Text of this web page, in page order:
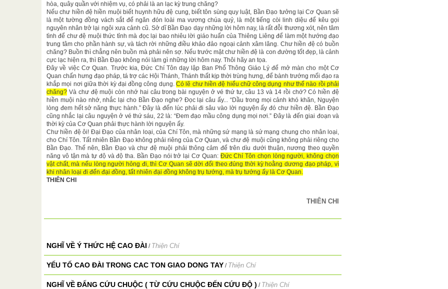
hòa, quây quần với nhiệm vụ, có phải là an lạc kỳ trung chăng?
Nếu chư hiền đệ hiền muội biết huynh hữu đệ cung, biết tôn sùng quy luật, Bần Đạo tưởng lại Cơ Quan sẽ
là một tường đồng vách sắt để ngăn đón loài ma vương chúa quỷ, là một tiếng còi linh diệu để kêu gọi
nguyên nhân trở lại ngôi xưa cảnh cũ. Sở dĩ Bần Đạo dạy những lời hôm nay, là rất đỗi thương xót, nên tâm
tình để chư đệ muội thức tỉnh mà đọc lại bao nhiêu lời giáo huấn của Thiêng Liêng để làm một hướng đạo
trung tâm cho phần hành sự, và tách rời những điều khảo đảo ngoại cảnh xâm lăng. Chư hiền đệ có buồn
chăng? Buồn thì chẳng nên buồn mà phải nên sợ. Nếu trước mặt chư hiền đệ là con đường tốt đẹp, là cảnh
cực lạc hiện ra, thì Bần Đạo không nói làm gì những lời hôm nay. Thôi hãy an tọa.
Đây về việc Cơ Quan. Trước kia, Đức Chí Tôn dạy lập Ban Phổ Thông Giáo Lý để mở màn cho một Cơ
Quan chấn hưng đạo pháp, tá trợ các Hội Thánh, Thánh thất kịp thời trùng hưng, để bành trướng mối đạo ra
khắp mọi nơi giữa thời kỳ đại đồng công dụng.Có lẽ chư hiền đệ hiểu chữ công dụng như thế nào rồi phải
chăng? Và chư đệ muội còn nhớ hai câu trong bài nguyện ở vé thứ tư, câu 13 và 14 rồi chớ? Có hiền đệ
hiền muội nào nhớ, nhắc lại cho Bần Đạo nghe? Đọc lại câu ấy... “Dầu trong mọi cảnh khó khăn, Nguyện
lòng đem hết sở năng thực hành.” Đây là đến lúc phải đi sâu vào lời nguyện ấy đó chư hiền đệ. Bần Đạo
cũng nhắc lại câu nguyện ở vé thứ sáu, 22 là: “Đem đạo mầu công dụng mọi nơi.” Đây là đến giai đoạn và
thời kỳ của Cơ Quan phải thực hành lời nguyện ấy.
Chư hiền đệ ôi! Đại Đạo của nhân loại, của Chí Tôn, mà những sứ mạng là sứ mạng chung cho nhân loại,
cho Chí Tôn. Tất nhiên Bần Đạo không phải riêng của Cơ Quan, và chư đệ muội cũng không phải riêng cho
Bần Đạo. Thế nên, Bần Đạo và chư đệ muội phải thông cảm để trên dìu dưới thuận, nương theo quyền
năng vô tận mà tự độ và độ tha. Bần Đạo nói trở lại Cơ Quan: Đức Chí Tôn chọn lòng người, không chọn
vật chất, mà nếu lòng người hỏng đi, thì Cơ Quan sẽ dời đổi theo đúng thời kỳ hoằng dương đạo pháp, vì
khi nhân loại đi đến đại đồng, tất nhiên đại đồng không trụ tướng, mà trụ tướng ấy là Cơ Quan.
THIÊN CHI
THIÊN CHI
NGHĨ VỀ Ý THỨC HỆ CAO ĐÀI / Thiện Chí
YẾU TỐ CAO ĐÀI TRONG CAC TON GIAO DONG TAY / Thiện Chí
NGHĨ VỀ ĐẤNG CỨU CHUỘC ( TỪ CỨU CHUỘC ĐẾN CỨU ĐỘ ) / Thiện Chí